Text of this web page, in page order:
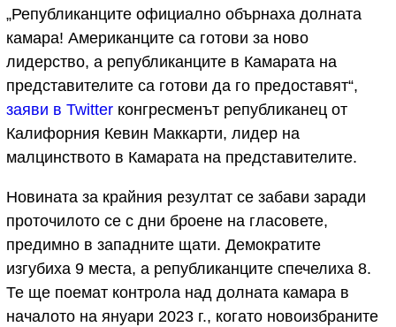
„Републиканците официално обърнаха долната
камара! Американците са готови за ново
лидерство, а републиканците в Камарата на
представителите са готови да го предоставят“,
заяви в Twitter конгресменът републиканец от
Калифорния Кевин Маккарти, лидер на
малцинството в Камарата на представителите.
Новината за крайния резултат се забави заради
проточилото се с дни броене на гласовете,
предимно в западните щати. Демократите
изгубиха 9 места, а републиканците спечелиха 8.
Те ще поемат контрола над долната камара в
началото на януари 2023 г., когато новоизбраните